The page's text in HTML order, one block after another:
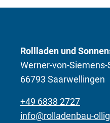
Rollladen und
Werner-von-
66793 Saarwellingen
+49 6838 2727
info@rolladenbau-